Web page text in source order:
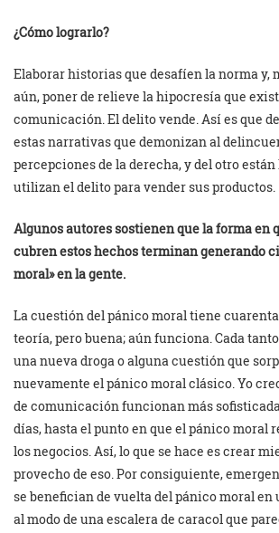
¿Cómo lograrlo?
Elaborar historias que desafíen la norma y,
aún, poner de relieve la hipocresía que
comunicación. El delito vende. Así es que
estas narrativas que demonizan al
percepciones de la derecha, y del otro están
utilizan el delito para vender sus productos.
Algunos autores sostienen que la forma en
cubren estos hechos terminan generando
moral» en la gente.
La cuestión del pánico moral tiene
teoría, pero buena; aún funciona. Cada
una nueva droga o alguna cuestión que
nuevamente el pánico moral clásico. Yo
de comunicación funcionan más
días, hasta el punto en que el pánico moral
los negocios. Así, lo que se hace es crear
provecho de eso. Por consiguiente,
se benefician de vuelta del pánico moral
al modo de una escalera de caracol que